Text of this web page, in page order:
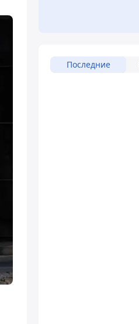
Последние